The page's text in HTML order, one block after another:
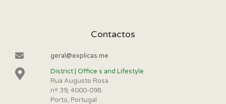
Contactos
geral@explicas.me
District | Office s and Lifestyle
Rua Augusto Rosa
nº 39, 4000-098
Porto, Portugal